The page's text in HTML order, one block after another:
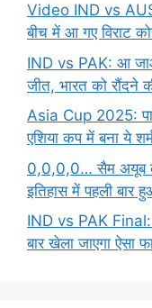
Video IND vs AUS:
बीच में आ गए विराट
IND vs PAK: आ
जीत, भारत को रौंदने
Asia Cup 2025:
एशिया कप में बना ये
0,0,0,0… सैम अयूब
इतिहास में पहली बार
IND vs PAK Final:
बार खेला जाएगा ऐसा